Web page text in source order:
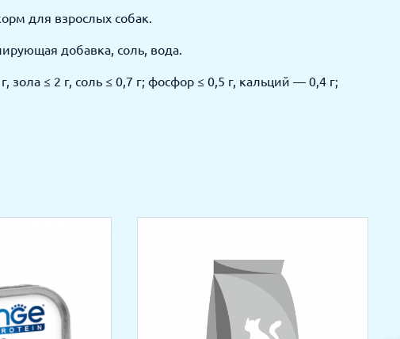
для взрослых собак.
добавка, соль, вода.
зола ≤ 2 г, соль ≤ 0,7 г; фосфор ≤ 0,5 г, кальций — 0,4 г;